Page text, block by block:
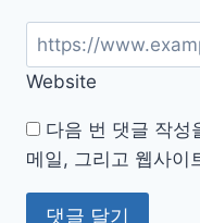
Website
다음 번 댓글 작성
메일, 그리고 웹사이